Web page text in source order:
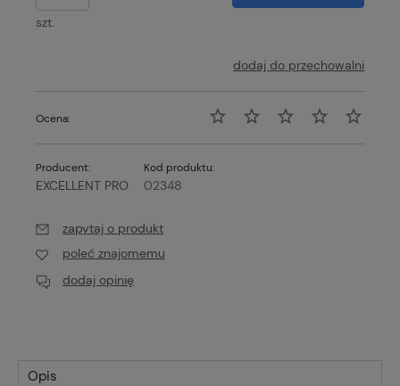
szt.
dodaj do przechowalni
Ocena:
Producent:
EXCELLENT PRO
Kod produktu:
02348
zapytaj o produkt
poleć znajomemu
dodaj opinię
Opis